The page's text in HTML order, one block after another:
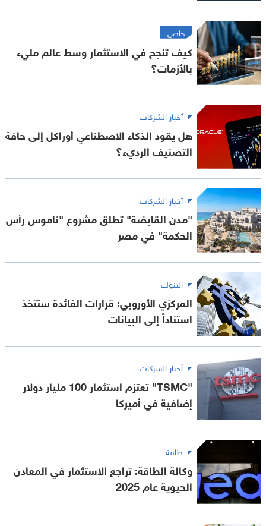
خاص
كيف تنجح في الاستثمار وسط عالم مليء
بالأزمات؟
أخبار الشركات
هل يقود الذكاء الاصطناعي أوراكل إلى حافة
التصنيف الرديء؟
أخبار الشركات
"مدن القابضة" تطلق مشروع "ناموس رأس
الحكمة" في مصر
البنوك
المركزي الأوروبي: قرارات الفائدة ستتخذ
استناداً إلى البيانات
أخبار الشركات
"TSMC" تعتزم استثمار 100 مليار دولار
إضافية في أميركا
طاقة
وكالة الطاقة: تراجع الاستثمار في المعادن
الحيوية عام 2025